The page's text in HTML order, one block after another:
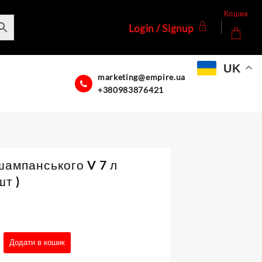
Login / Signup
Кошик
UK
marketing@empire.ua
+380983876421
V 7 л
)
Додати в кошик